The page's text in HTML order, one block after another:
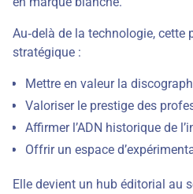
Au‑delà de la technologie, cette
stratégique :
Mettre en valeur la
Valoriser le prestige des
Affirmer l’ADN historique de
Offrir un espace
Elle devient un hub éditorial au